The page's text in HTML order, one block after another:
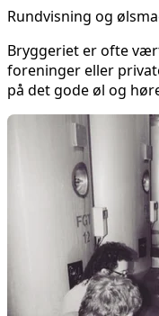
Rundvisning og
Bryggeriet er ofte
foreninger eller
på det gode øl og